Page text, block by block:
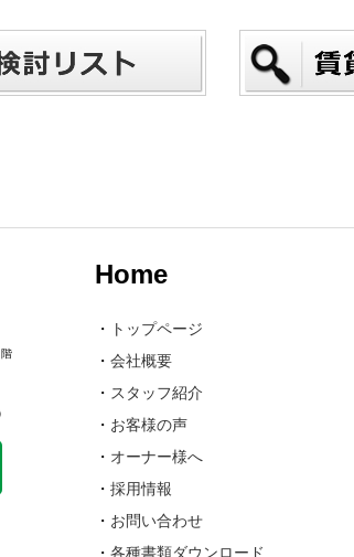
Home
・
トップページ
・ 会社概要
・ スタッフ紹介
・ お客様の声
・ オーナー様へ
・ 採用情報
・ お問い合わせ
・ 各種書類ダウンロード